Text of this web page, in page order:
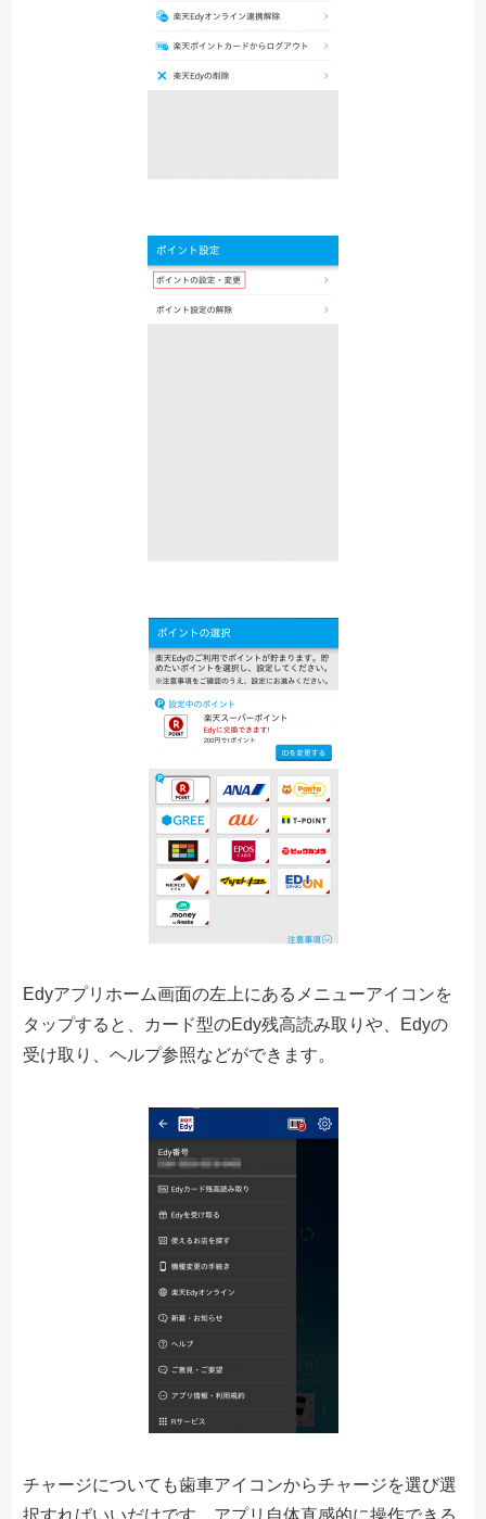
Edyアプリホーム画面の左上にあるメニューアイコンを
タップすると、カード型のEdy残高読み取りや、Edyの
受け取り、ヘルプ参照などができます。
チャージについても歯車アイコンからチャージを選び選
択すればいいだけです。アプリ自体直感的に操作できる